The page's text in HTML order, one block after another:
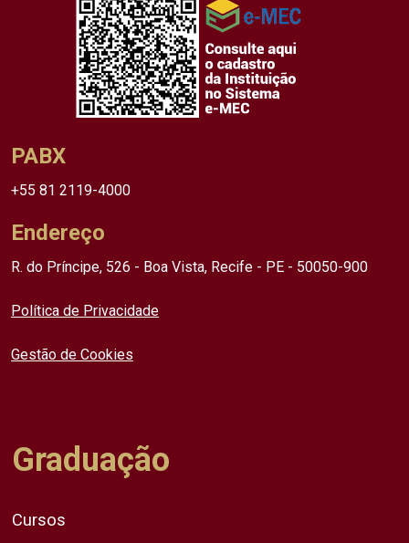
PABX
+55 81 2119-4000
Endereço
R. do Príncipe, 526 - Boa Vista, Recife - PE - 50050-900
Política de Privacidade
Gestão de Cookies
Graduação
Cursos